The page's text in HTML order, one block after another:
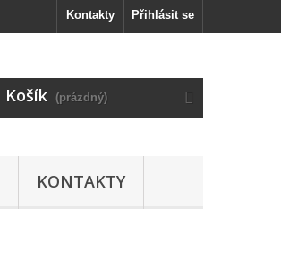
Přihlásit se
Kontakty
Košík (prázdný)
KONTAKTY